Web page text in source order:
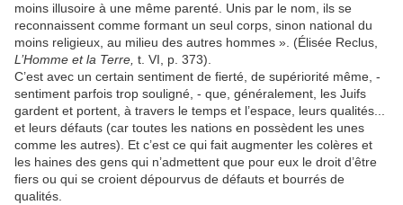
moins illusoire à une même parenté. Unis par le nom, ils se
reconnaissent comme formant un seul corps, sinon national du
moins religieux, au milieu des autres hommes ». (Élisée Reclus,
L’Homme et la Terre, t. VI, p. 373).
C’est avec un certain sentiment de fierté, de supériorité même, -
sentiment parfois trop souligné, - que, généralement, les Juifs
gardent et portent, à travers le temps et l’espace, leurs qualités...
et leurs défauts (car toutes les nations en possèdent les unes
comme les autres). Et c’est ce qui fait augmenter les colères et
les haines des gens qui n’admettent que pour eux le droit d’être
fiers ou qui se croient dépourvus de défauts et bourrés de
qualités.